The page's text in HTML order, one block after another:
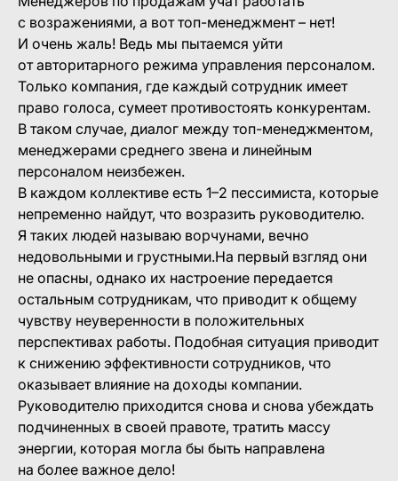
с возражениями, а вот топ-менеджмент – нет!
И очень жаль! Ведь мы пытаемся уйти
от авторитарного режима управления персоналом.
Только компания, где каждый сотрудник имеет
право голоса, сумеет противостоять конкурентам.
В таком случае, диалог между топ-менеджментом,
менеджерами среднего звена и линейным
персоналом неизбежен.
В каждом коллективе есть 1–2 пессимиста, которые
непременно найдут, что возразить руководителю.
Я таких людей называю ворчунами, вечно
недовольными и грустными.На первый взгляд они
не опасны, однако их настроение передается
остальным сотрудникам, что приводит к общему
чувству неуверенности в положительных
перспективах работы. Подобная ситуация приводит
к снижению эффективности сотрудников, что
оказывает влияние на доходы компании.
Руководителю приходится снова и снова убеждать
подчиненных в своей правоте, тратить массу
энергии, которая могла бы быть направлена
на более важное дело!